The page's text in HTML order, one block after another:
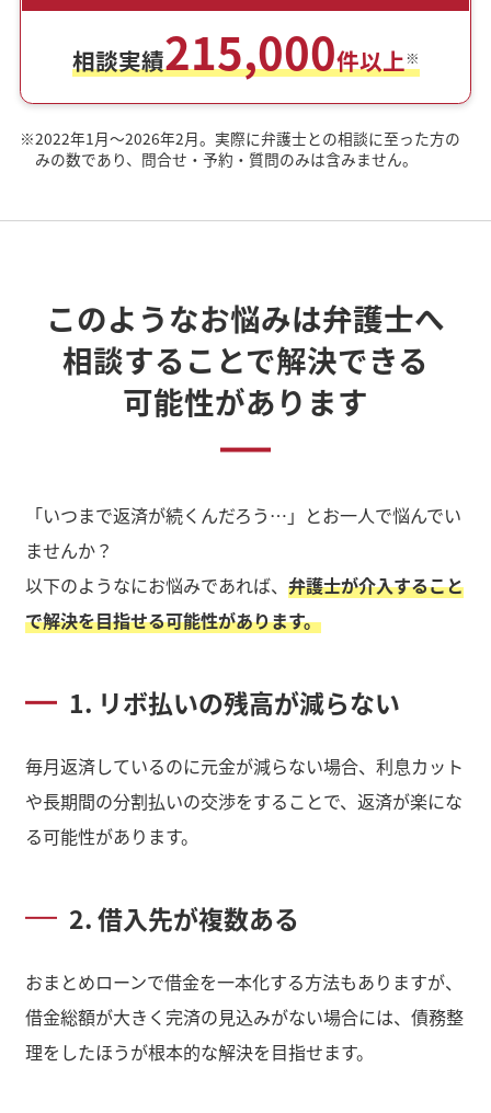
相談実績215,000件以上※
※2022年1月～2026年2月。実際に弁護士との相談に至った方の
みの数であり、問合せ・予約・質問のみは含みません。
このようなお悩みは弁護士へ
相談することで解決できる
可能性があります
「いつまで返済が続くんだろう…」とお一人で悩んでい
ませんか？
以下のようなにお悩みであれば、 弁護士が介入すること
で解決を目指せる可能性があります。
1. リボ払いの残高が減らない
毎月返済しているのに元金が減らない場合、利息カット
や長期間の分割払いの交渉をすることで、返済が楽にな
る可能性があります。
2. 借入先が複数ある
おまとめローンで借金を一本化する方法もありますが、
借金総額が大きく完済の見込みがない場合には、債務整
理をしたほうが根本的な解決を目指せます。